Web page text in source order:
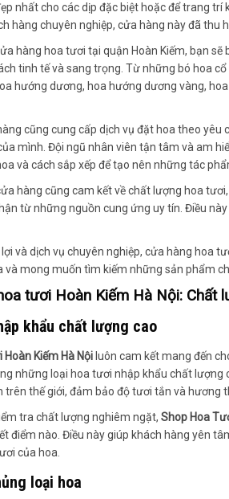
nhất cho các dịp đặc biệt hoặc để trang
hàng chuyên nghiệp, cửa hàng này đã thu
hàng hoa tươi tại quận Hoàn Kiếm, bạn
tinh tế và sang trọng. Từ những bó hoa
hướng dương, hoa hướng dương vàng,
cũng cung cấp dịch vụ đặt hoa theo
mình. Đội ngũ nhân viên tận tâm và am
và cách sắp xếp để tạo nên những tác
hàng cũng cam kết về chất lượng hoa
từ những nguồn cung ứng uy tín. Điều
và dịch vụ chuyên nghiệp, cửa hàng hoa
và mong muốn tìm kiếm những sản phẩm
tươi Hoàn Kiếm Hà Nội: Chất
khẩu chất lượng cao
Kiếm Hà Nộiluôn cam kết mang đến
những loại hoa tươi nhập khẩu chất
trên thế giới, đảm bảo độ tươi tắn và hương
tra chất lượng nghiêm ngặt, Shop Hoa
điểm nào. Điều này giúp khách hàng yên
của hoa.
loại hoa